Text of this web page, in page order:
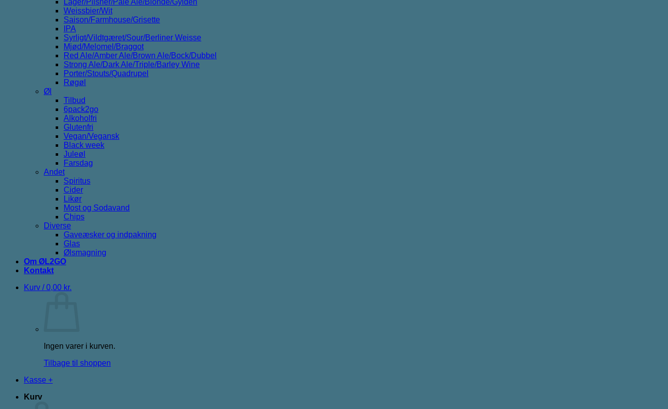
Lager/Pilsner/Pale Ale/Blonde/Gylden
Weissbier/Wit
Saison/Farmhouse/Grisette
IPA
Syrligt/Vildtgæret/Sour/Berliner Weisse
Mjød/Melomel/Braggot
Red Ale/Amber Ale/Brown Ale/Bock/Dubbel
Strong Ale/Dark Ale/Triple/Barley Wine
Porter/Stouts/Quadrupel
Røgøl
Øl
Tilbud
6pack2go
Alkoholfri
Glutenfri
Vegan/Vegansk
Black week
Juleøl
Farsdag
Andet
Spiritus
Cider
Likør
Most og Sodavand
Chips
Diverse
Gaveæsker og indpakning
Glas
Ølsmagning
Om ØL2GO
Kontakt
Kurv /0,00 kr.
Ingen varer i kurven.
Tilbage til shoppen
Kasse +
Kurv